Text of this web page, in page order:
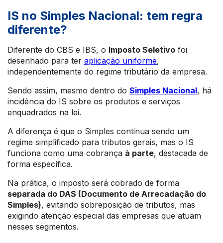
IS no Simples Nacional: tem regra
diferente?
Diferente do CBS e IBS, o Imposto Seletivo foi
desenhado para ter aplicação uniforme,
independentemente do regime tributário da empresa.
Sendo assim, mesmo dentro do Simples Nacional, há
incidência do IS sobre os produtos e serviços
enquadrados na lei.
A diferença é que o Simples continua sendo um
regime simplificado para tributos gerais, mas o IS
funciona como uma cobrança à parte, destacada de
forma específica.
Na prática, o imposto será cobrado de forma
separada do DAS (Documento de Arrecadação do
Simples), evitando sobreposição de tributos, mas
exigindo atenção especial das empresas que atuam
nesses segmentos.